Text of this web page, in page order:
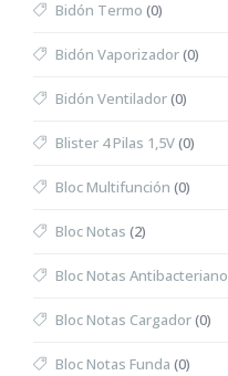
Bidón Termo (0)
Bidón Vaporizador(0)
Bidón Ventilador(0)
Blister 4 Pilas 1,5V(0)
Bloc Multifunción (0)
Bloc Notas (2)
Bloc Notas Antibacteriano
Bloc Notas Cargador(0)
Bloc Notas Funda (0)